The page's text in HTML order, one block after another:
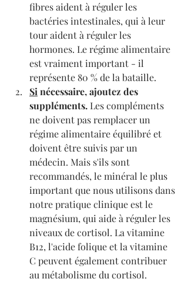
fibres aident à réguler les
bactéries intestinales, qui à leur
tour aident à réguler les
hormones. Le régime alimentaire
est vraiment important - il
représente 80 % de la bataille.
Si nécessaire, ajoutez des
suppléments. Les compléments
ne doivent pas remplacer un
régime alimentaire équilibré et
doivent être suivis par un
médecin. Mais s'ils sont
recommandés, le minéral le plus
important que nous utilisons dans
notre pratique clinique est le
magnésium, qui aide à réguler les
niveaux de cortisol. La vitamine
B12, l'acide folique et la vitamine
C peuvent également contribuer
au métabolisme du cortisol.